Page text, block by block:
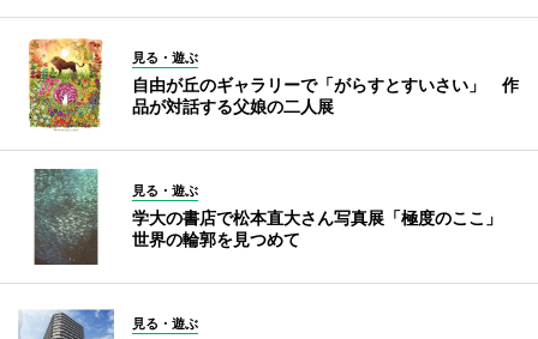
見る・遊ぶ
自由が丘のギャラリーで「がらすとすいさい」 作
品が対話する父娘の二人展
見る・遊ぶ
学大の書店で松本直大さん写真展「極度のここ」
世界の輪郭を見つめて
見る・遊ぶ